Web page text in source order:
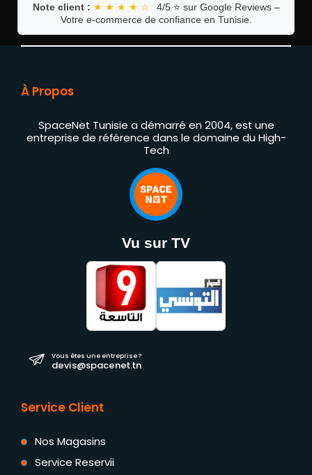
Note client : ★ ★ ★ ★ ☆
4/5 ⭐ sur Google Reviews –
Votre e-commerce de confiance en Tunisie.
À Propos
SpaceNet Tunisie a démarré en 2004, est une
entreprise de référence dans le domaine du High-
Tech
Vu sur TV
Vous êtes une entreprise ?
devis@spacenet.tn
Service Client
Nos Magasins
Service Reservii